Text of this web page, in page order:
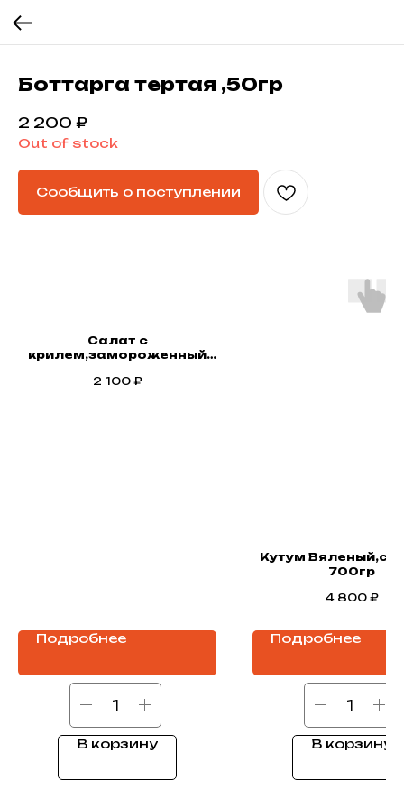
Боттарга тертая ,50гр
2 200 ₽
Out of stock
Сообщить о поступлении
Салат с
крилем,замороженный
2 100 ₽
Подробнее
В корзину
Кутум Вяленый,с /
700гр
4 800 ₽
Подробнее
В корзину